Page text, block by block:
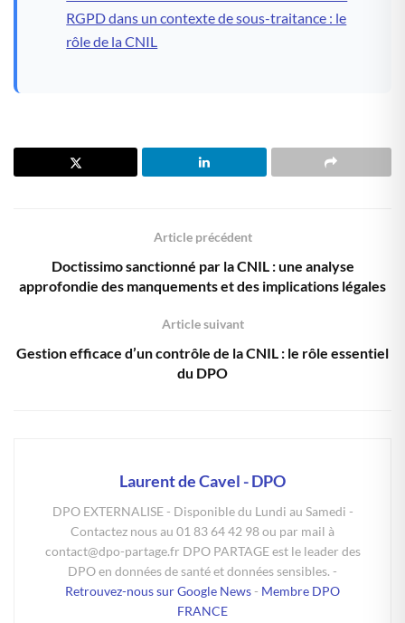
RGPD dans un contexte de sous-traitance : le
rôle de la CNIL
Article précédent
Doctissimo sanctionné par la CNIL : une analyse
approfondie des manquements et des implications légales
Article suivant
Gestion efficace d’un contrôle de la CNIL : le rôle essentiel
du DPO
Laurent de Cavel - DPO
DPO EXTERNALISE - Disponible du Lundi au Samedi -
Contactez nous au 01 83 64 42 98 ou par mail à
contact@dpo-partage.fr DPO PARTAGE est le leader des
DPO en données de santé et données sensibles. -
Retrouvez-nous sur Google News- Membre DPO
FRANCE